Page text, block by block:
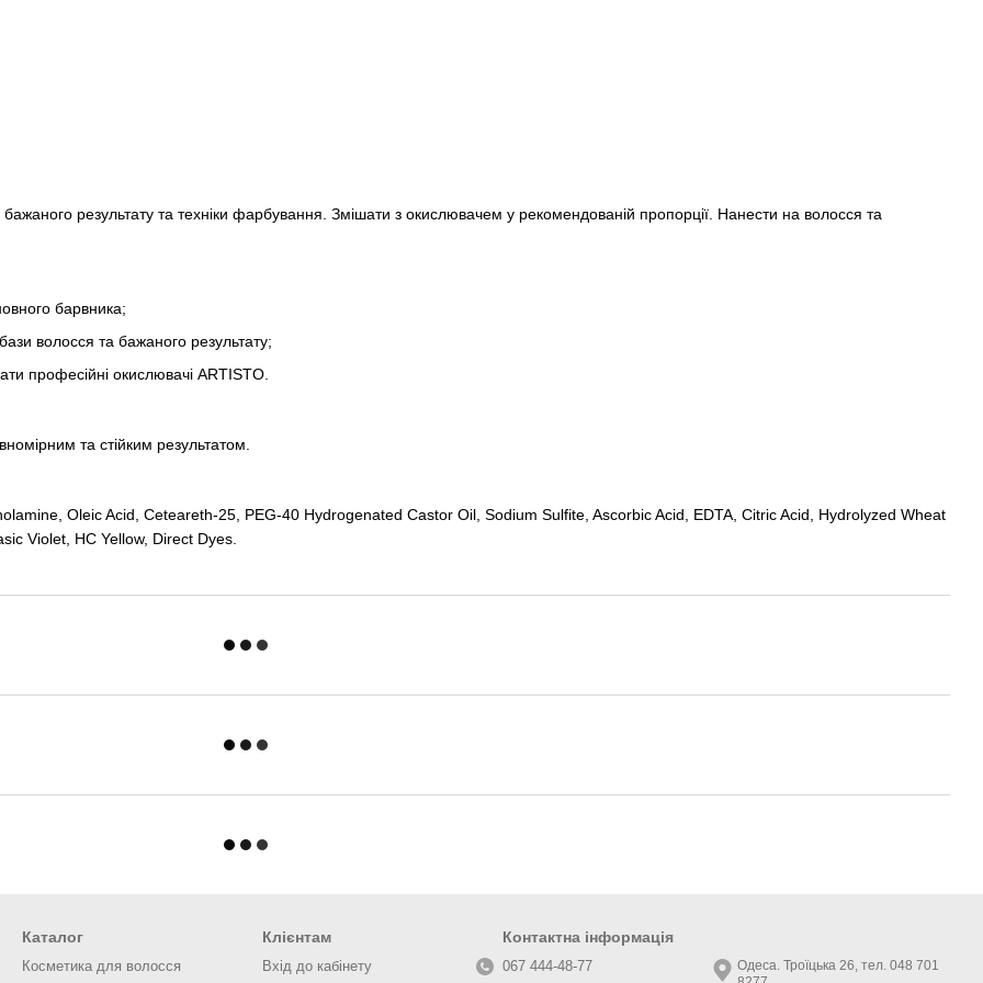
результату та техніки фарбування. Змішати з окислювачем у рекомендованій пропорції. Нанести на волосся та
барвника;
волосся та бажаного результату;
професійні окислювачі ARTISTO.
та стійким результатом.
Oleic Acid, Ceteareth-25, PEG-40 Hydrogenated Castor Oil, Sodium Sulfite, Ascorbic Acid, EDTA, Citric Acid, Hydrolyzed Wheat
Violet, HC Yellow, Direct Dyes.
Каталог
Косметика для волосся
Клієнтам
Вхід до кабінету
Контактна інформація
067 444-48-77
Одеса. Троїцька 26, тел. 048 701